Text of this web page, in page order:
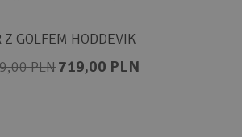
Z GOLFEM HODDEVIK
PLN719,00 PLN